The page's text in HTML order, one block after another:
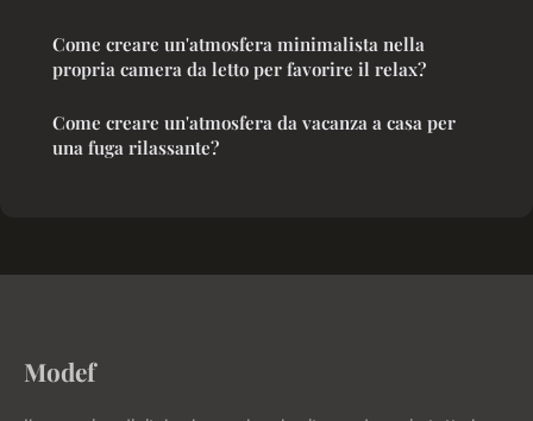
Come creare un'atmosfera minimalista nella
propria camera da letto per favorire il relax?
Come creare un'atmosfera da vacanza a casa per
una fuga rilassante?
Modef